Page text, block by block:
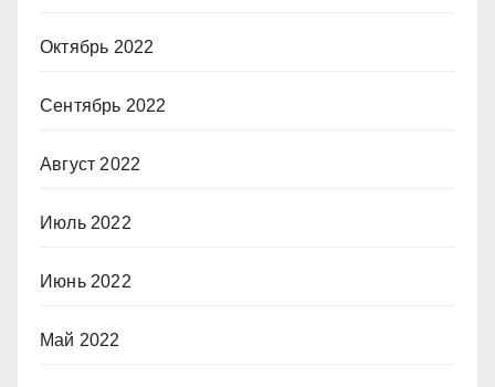
Октябрь 2022
Сентябрь 2022
Август 2022
Июль 2022
Июнь 2022
Май 2022